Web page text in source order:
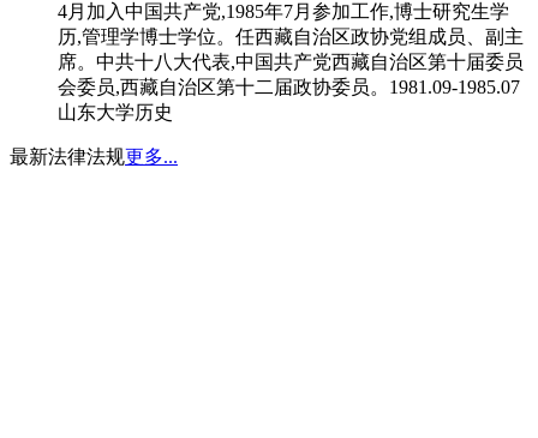
4月加入中国共产党,1985年7月参加工作,博士研究生学
历,管理学博士学位。任西藏自治区政协党组成员、副主
席。中共十八大代表,中国共产党西藏自治区第十届委员
会委员,西藏自治区第十二届政协委员。1981.09-1985.07
山东大学历史
最新法律法规更多...